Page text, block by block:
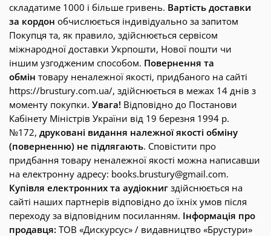
складатиме 1000 і більше гривень. Вартість доставки
за кордон обчислюється індивідуально за запитом
Покупця та, як правило, здійснюється сервісом
міжнародної доставки Укрпошти, Нової пошти чи
іншим узгодженим способом. Повернення та
обмін товару неналежної якості, придбаного на сайті
https://brustury.com.ua/, здійснюється в межах 14 днів з
моменту покупки. Увага! Відповідно до Постанови
Кабінету Міністрів України від 19 березня 1994 р.
№172, друковані видання належної якості обміну
(поверненню) не підлягають. Сповістити про
придбання товару неналежної якості можна написавши
на електронну адресу: books.brustury@gmail.com.
Купівля електронних та аудіокниг здійснюється на
сайті наших партнерів відповідно до їхніх умов після
переходу за відповідним посиланням. Інформація про
продавця: ТОВ «Дискурсус» / видавництво «Брустури»